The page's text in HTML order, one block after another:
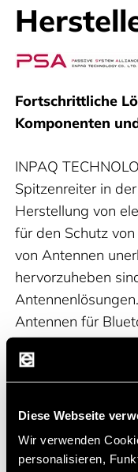
Diese Webseite
Wir verwenden
personalisieren,
Inpaq
Fortschrittliche
Komponenten
INPAQ
Spitzenreiter in
Herstellung von
für den Schutz
von Antennen
hervorzuheben
Antennen für
ISM, SDARS,
Power Charger
Chip-Antennen
kompakte und
eine Vielzahl von